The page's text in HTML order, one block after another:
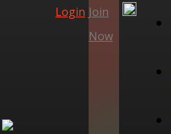
Login Join
Now